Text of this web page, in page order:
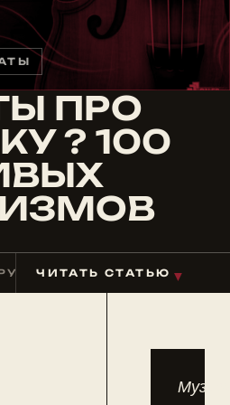
ПРО
? 100
ЦИТАТЫ
ЧИТАТЬ СТАТЬЮ ▼